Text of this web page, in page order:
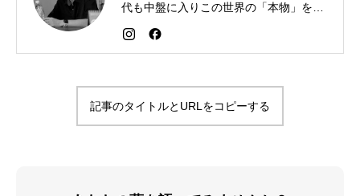
代も中盤に入りこの世界の「本物」を追
求しながら「感謝が人生を変える」こと
を広める生き方を目指している。好きな
記事のタイトルとURLをコピーする